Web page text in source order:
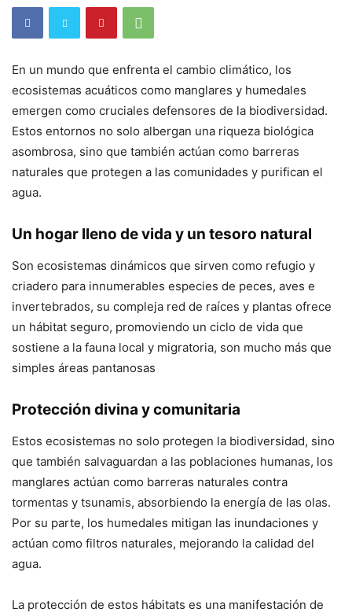
En un mundo que enfrenta el cambio climático, los
ecosistemas acuáticos como manglares y humedales
emergen como cruciales defensores de la biodiversidad.
Estos entornos no solo albergan una riqueza biológica
asombrosa, sino que también actúan como barreras
naturales que protegen a las comunidades y purifican el
agua.
Un hogar lleno de vida y un tesoro natural
Son ecosistemas dinámicos que sirven como refugio y
criadero para innumerables especies de peces, aves e
invertebrados, su compleja red de raíces y plantas ofrece
un hábitat seguro, promoviendo un ciclo de vida que
sostiene a la fauna local y migratoria, son mucho más que
simples áreas pantanosas
Protección divina y comunitaria
Estos ecosistemas no solo protegen la biodiversidad, sino
que también salvaguardan a las poblaciones humanas, los
manglares actúan como barreras naturales contra
tormentas y tsunamis, absorbiendo la energía de las olas.
Por su parte, los humedales mitigan las inundaciones y
actúan como filtros naturales, mejorando la calidad del
agua.
La protección de estos hábitats es una manifestación de